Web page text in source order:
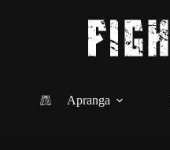
Apranga